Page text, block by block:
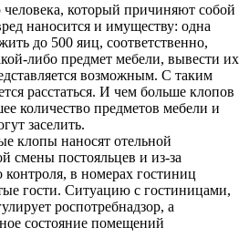
который причиняют собой
наносится и имуществу: одна
до 500 яиц, соответственно,
либо предмет мебели, вывести их
возможным. С таким
расстаться. И чем больше клопов
количество предметов мебели и
заселить.
клопы наносят отельной
смены постояльцев и из-за
контроля, в номерах гостиниц
гости. Ситуацию с гостиницами,
роспотребнадзор, а
состояние помещений